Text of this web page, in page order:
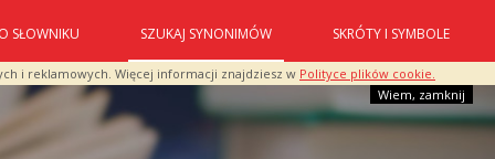
i reklamowych. Więcej informacji znajdziesz w Polityce plików cookie.
Wiem, zamknij
O SŁOWNIKU SZUKAJ SYNONIMÓW SKRÓTY I SYMBOLE